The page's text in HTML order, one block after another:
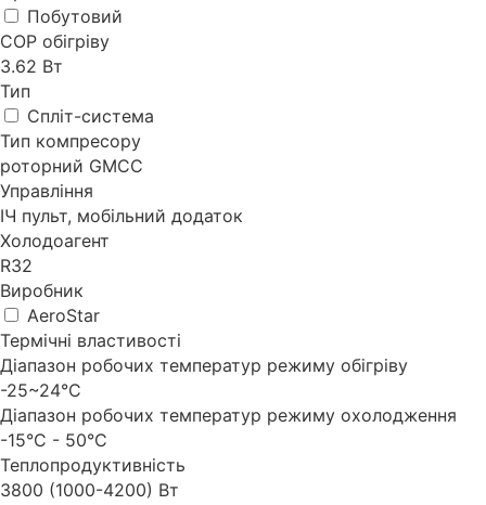
Побутовий
СОР обігріву
3.62 Bт
Тип
Спліт-система
Тип компресору
роторний GMCC
Управління
ІЧ пульт, мобільний додаток
Холодоагент
R32
Виробник
AeroStar
Термічні властивості
Діапазон робочих температур режиму обігріву
-25~24°С
Діапазон робочих температур режиму охолодження
-15°С - 50°С
Теплопродуктивність
3800 (1000-4200) Вт